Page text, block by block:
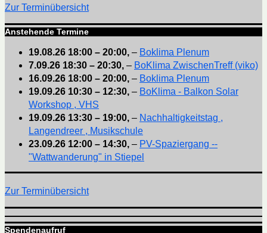
Zur Terminübersicht
Anstehende Termine
19.08.26 18:00 – 20:00, – Boklima Plenum
7.09.26 18:30 – 20:30, – BoKlima ZwischenTreff (viko)
16.09.26 18:00 – 20:00, – Boklima Plenum
19.09.26 10:30 – 12:30, – BoKlima - Balkon Solar
Workshop , VHS
19.09.26 13:30 – 19:00, – Nachhaltigkeitstag ,
Langendreer , Musikschule
23.09.26 12:00 – 14:30, – PV-Spaziergang --
"Wattwanderung" in Stiepel
Zur Terminübersicht
Spendenaufruf